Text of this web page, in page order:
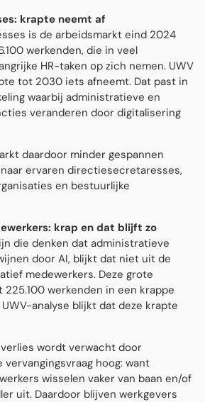
krapte neemt af
is de arbeidsmarkt eind 2024
werkenden, die in veel
HR-taken op zich nemen. UWV
tot 2030 iets afneemt. Dat past in
waarbij administratieve en
veranderen door digitalisering
daardoor minder gespannen
ervaren directiesecretaresses,
en bestuurlijke
krap en dat blijft zo
die denken dat administratieve
door AI, blijkt dat niet uit de
medewerkers. Deze grote
werkenden in een krappe
analyse blijkt dat deze krapte
wordt verwacht door
hoog: want
wisselen vaker van baan en/of
uit. Daardoor blijven werkgevers